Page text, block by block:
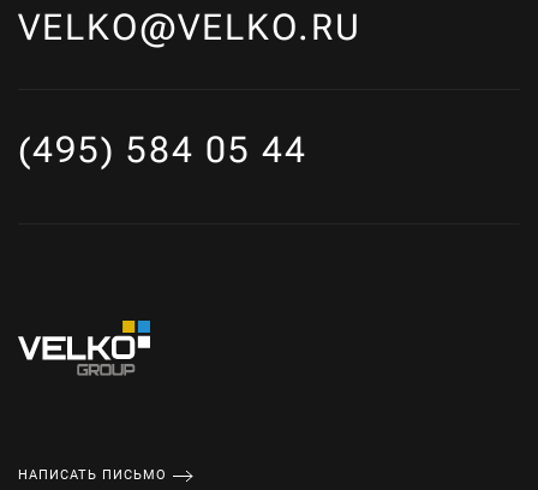
VELKO@VELKO.RU
(495) 584 05 44
НАПИСАТЬ ПИСЬМО